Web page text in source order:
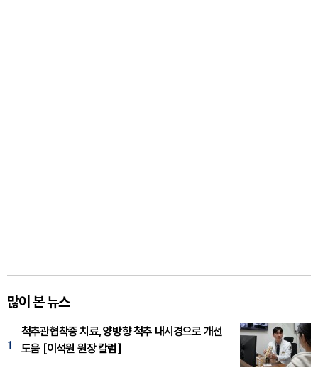
많이 본 뉴스
1
척추관협착증 치료, 양방향 척추 내시경으로 개선
도움 [이석원 원장 칼럼]